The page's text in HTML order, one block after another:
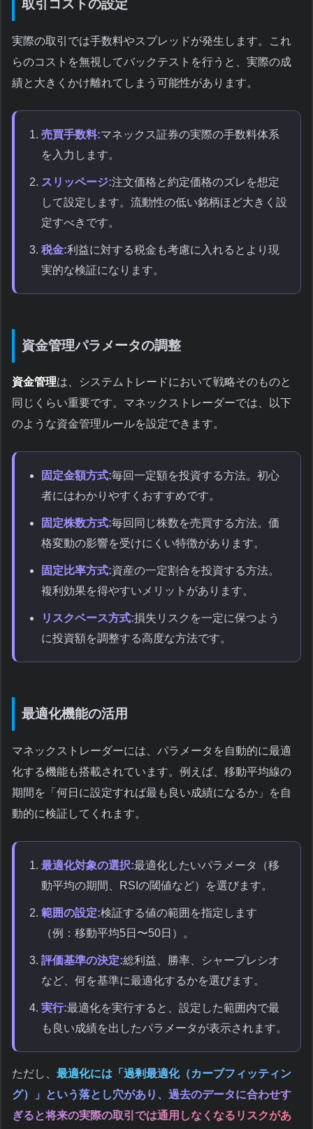
取引コストの設定
実際の取引では手数料やスプレッドが発生します。これ
らのコストを無視してバックテストを行うと、実際の成
績と大きくかけ離れてしまう可能性があります。
売買手数料:マネックス証券の実際の手数料体系
を入力します。
スリッページ:注文価格と約定価格のズレを想定
して設定します。流動性の低い銘柄ほど大きく設
定すべきです。
税金:利益に対する税金も考慮に入れるとより現
実的な検証になります。
資金管理パラメータの調整
資金管理は、システムトレードにおいて戦略そのものと
同じくらい重要です。マネックストレーダーでは、以下
のような資金管理ルールを設定できます。
固定金額方式:毎回一定額を投資する方法。初心
者にはわかりやすくおすすめです。
固定株数方式:毎回同じ株数を売買する方法。価
格変動の影響を受けにくい特徴があります。
固定比率方式:資産の一定割合を投資する方法。
複利効果を得やすいメリットがあります。
リスクベース方式:損失リスクを一定に保つよう
に投資額を調整する高度な方法です。
最適化機能の活用
マネックストレーダーには、パラメータを自動的に最適
化する機能も搭載されています。例えば、移動平均線の
期間を「何日に設定すれば最も良い成績になるか」を自
動的に検証してくれます。
最適化対象の選択:最適化したいパラメータ（移
動平均の期間、RSIの閾値など）を選びます。
範囲の設定:検証する値の範囲を指定します
（例：移動平均5日〜50日）。
評価基準の決定:総利益、勝率、シャープレシオ
など、何を基準に最適化するかを選びます。
実行:最適化を実行すると、設定した範囲内で最
も良い成績を出したパラメータが表示されます。
ただし、 最適化には「過剰最適化（カーブフィッティン
グ）」という落とし穴があり、過去のデータに合わせす
ぎると将来の実際の取引では通用しなくなるリスクがあ